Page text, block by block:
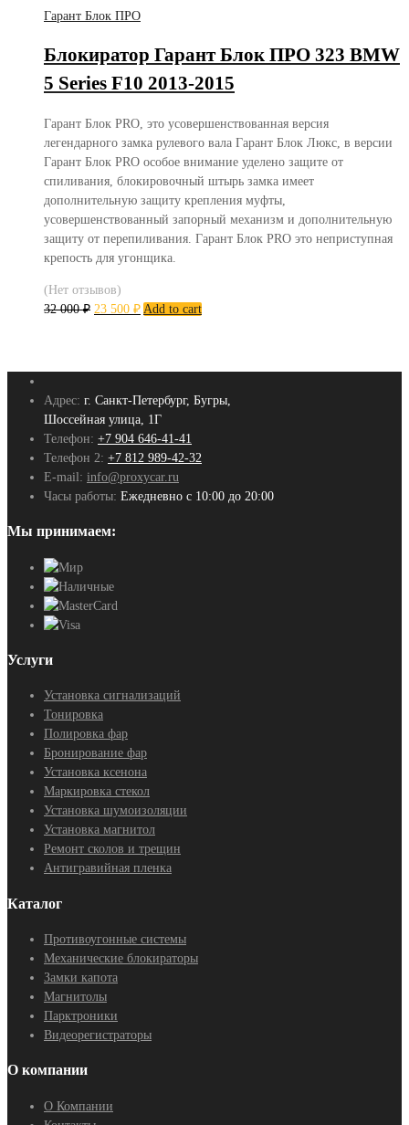
Гарант Блок ПРО
Блокиратор Гарант Блок ПРО 323 BMW
5 Series F10 2013-2015
Гарант Блок PRO, это усовершенствованная версия
легендарного замка рулевого вала Гарант Блок Люкс, в версии
Гарант Блок PRO особое внимание уделено защите от
спиливания, блокировочный штырь замка имеет
дополнительную защиту крепления муфты,
усовершенствованный запорный механизм и дополнительную
защиту от перепиливания. Гарант Блок PRO это неприступная
крепость для угонщика.
(Нет отзывов)
32 000₽ 23 500 ₽ Add to cart
Адрес: г. Санкт-Петербург, Бугры,
Шоссейная улица, 1Г
Телефон: +7 904 646-41-41
Телефон 2: +7 812 989-42-32
E-mail: info@proxycar.ru
Часы работы: Ежедневно с 10:00 до 20:00
Мы принимаем:
Услуги
Установка сигнализаций
Тонировка
Полировка фар
Бронирование фар
Установка ксенона
Маркировка стекол
Установка шумоизоляции
Установка магнитол
Ремонт сколов и трещин
Антигравийная пленка
Каталог
Противоугонные системы
Механические блокираторы
Замки капота
Магнитолы
Парктроники
Видеорегистраторы
О компании
О Компании